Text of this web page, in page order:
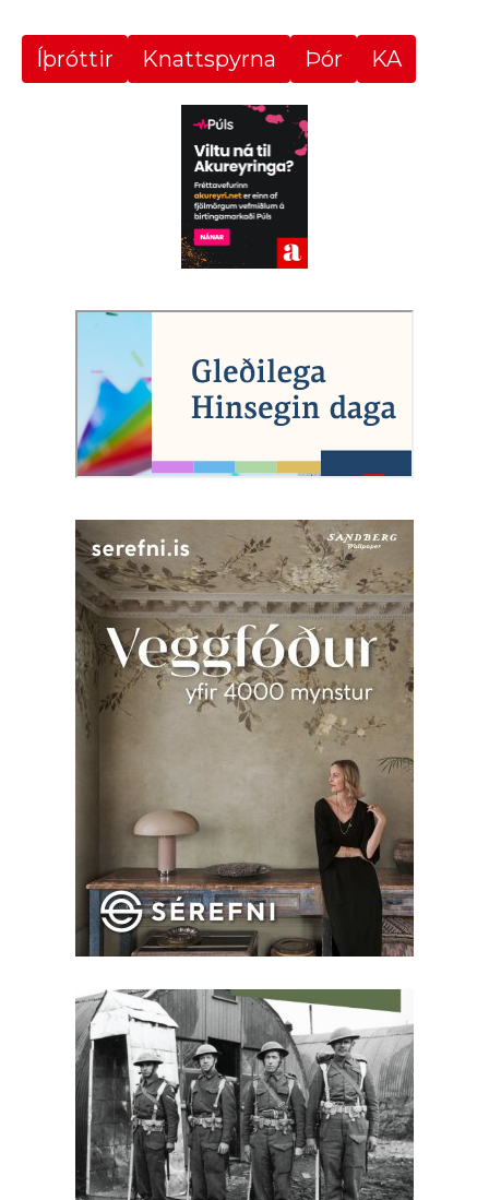
Íþróttir Knattspyrna Þór KA